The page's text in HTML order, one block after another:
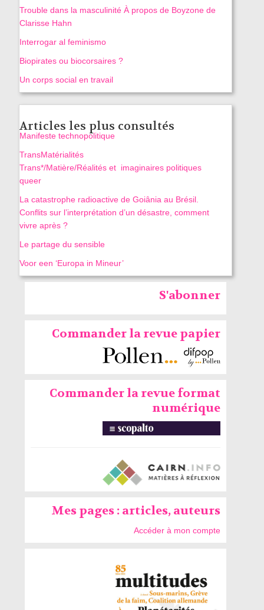
Trouble dans la masculinité À propos de Boyzone de
Clarisse Hahn
Interrogar al feminismo
Biopirates ou biocorsaires ?
Un corps social en travail
Articles les plus consultés
Manifeste technopolitique
TransMatérialités
Trans*/Matière/Réalités et imaginaires politiques
queer
La catastrophe radioactive de Goiânia au Brésil.
Conflits sur l’interprétation d’un désastre, comment
vivre après ?
Le partage du sensible
Voor een ‘Europa in Mineur’
S'abonner
Commander la revue papier
Commander la revue format
numérique
Mes pages : articles, auteurs
Accéder à mon compte